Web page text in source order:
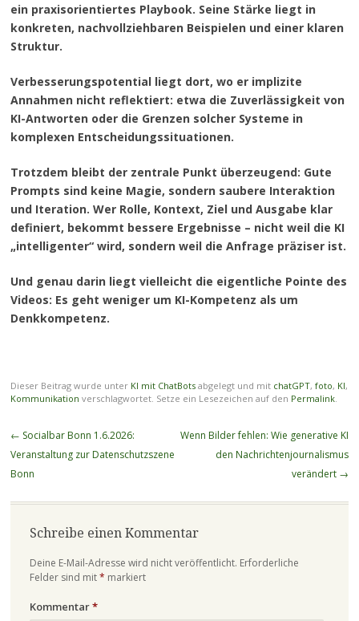
ein praxisorientiertes Playbook. Seine Stärke liegt in
konkreten, nachvollziehbaren Beispielen und einer klaren
Struktur.
Verbesserungspotential liegt dort, wo er implizite
Annahmen nicht reflektiert: etwa die Zuverlässigkeit von
KI-Antworten oder die Grenzen solcher Systeme in
komplexen Entscheidungssituationen.
Trotzdem bleibt der zentrale Punkt überzeugend: Gute
Prompts sind keine Magie, sondern saubere Interaktion
und Iteration. Wer Rolle, Kontext, Ziel und Ausgabe klar
definiert, bekommt bessere Ergebnisse – nicht weil die KI
„intelligenter“ wird, sondern weil die Anfrage präziser ist.
Und genau darin liegt vielleicht die eigentliche Pointe des
Videos: Es geht weniger um KI-Kompetenz als um
Denkkompetenz.
Dieser Beitrag wurde unter KI mit ChatBotsabgelegt und mit chatGPT, foto, KI,
Kommunikation verschlagwortet. Setze ein Lesezeichen auf den Permalink.
Beitragsnavigation
← Socialbar Bonn 1.6.2026:
Veranstaltung zur Datenschutzszene
Bonn
Wenn Bilder fehlen: Wie generative KI
den Nachrichtenjournalismus
verändert →
Schreibe einen Kommentar
Deine E-Mail-Adresse wird nicht veröffentlicht. Erforderliche
Felder sind mit* markiert
Kommentar*